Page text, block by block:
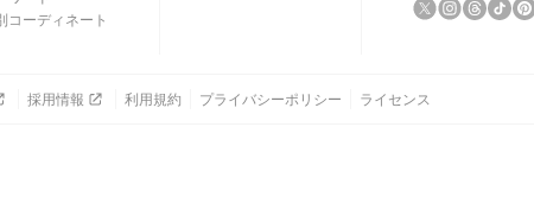
コーディネート
採用情報 利用規約 プライバシーポリシー ライセンス